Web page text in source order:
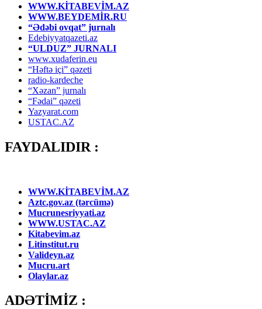
WWW.KİTABEVİM.AZ
WWW.BEYDEMİR.RU
“Ədəbi ovqat” jurnalı
Edebiyyatqazeti.az
“ULDUZ” JURNALI
www.xudaferin.eu
“Həftə içi” qəzeti
radio-kardeche
“Xəzan” jurnalı
“Fədai” qəzeti
Yazyarat.com
USTAC.AZ
FAYDALIDIR :
WWW.KİTABEVİM.AZ
Aztc.gov.az (tərcümə)
Mucrunesriyyati.az
WWW.USTAC.AZ
Kitabevim.az
Litinstitut.ru
Valideyn.az
Mucru.art
Olaylar.az
ADƏTİMİZ :